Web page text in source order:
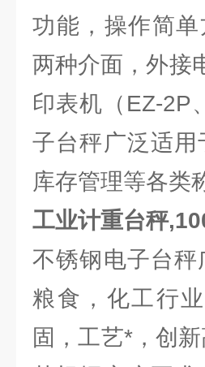
功能，操作简
两种介面，外接
印表机（EZ-2P
子台秤广泛适
库存管理等各类
工业计重台秤
不锈钢电子台
粮食，化工行
固，工艺*，创